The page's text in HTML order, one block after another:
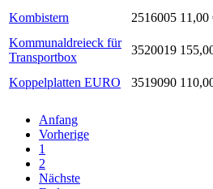
Kombistern 2516005 11,00
Kommunaldreieck für
Transportbox
3520019
Koppelplatten EURO 3519090
Anfang
Vorherige
1
2
Nächste